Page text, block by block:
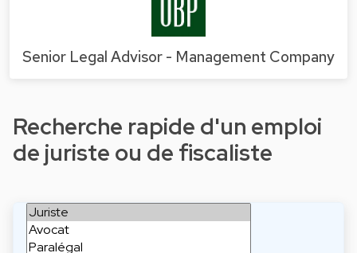
Senior Legal Advisor - Management Company
Recherche rapide d'un emploi
de juriste ou de fiscaliste